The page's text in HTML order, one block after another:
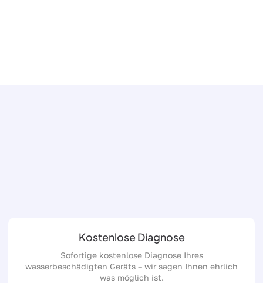
Kostenlose Diagnose
Sofortige kostenlose Diagnose Ihres
wasserbeschädigten Geräts – wir sagen Ihnen ehrlich
was möglich ist.